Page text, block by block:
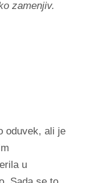
zamenjiv.
oduvek, ali je
u